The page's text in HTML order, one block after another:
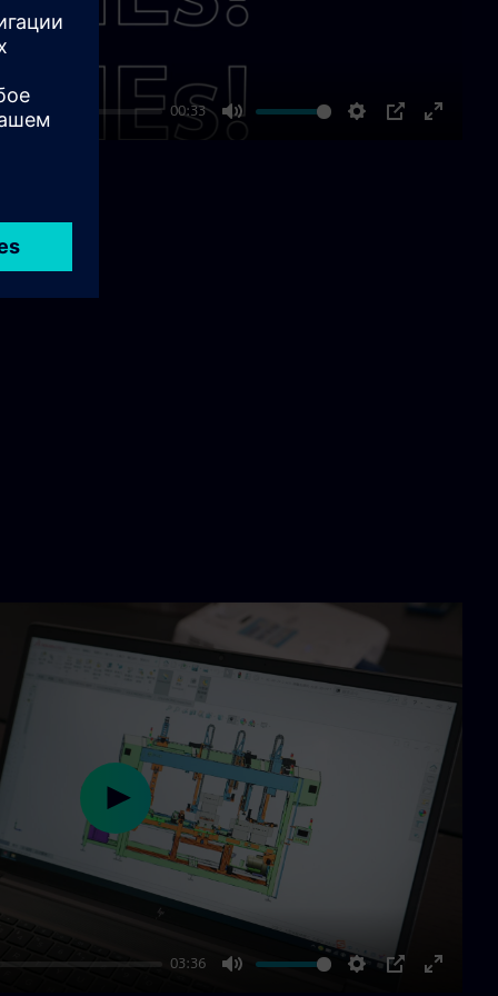
00:33
03:36
Play